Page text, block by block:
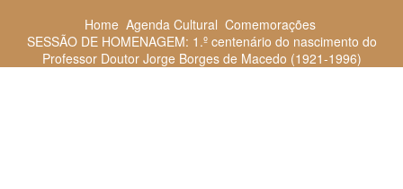
Home Agenda Cultural Comemorações
SESSÃO DE HOMENAGEM: 1.º centenário do nascimento do
Professor Doutor Jorge Borges de Macedo (1921-1996)